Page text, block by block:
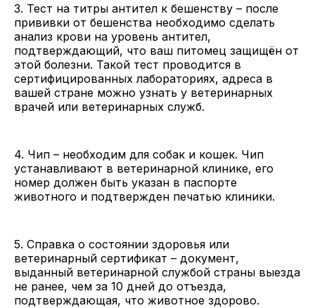
3. Тест на титры антител к бешенству – после
прививки от бешенства необходимо сделать
анализ крови на уровень антител,
подтверждающий, что ваш питомец защищён от
этой болезни. Такой тест проводится в
сертифицированных лабораториях, адреса в
вашей стране можно узнать у ветеринарных
врачей или ветеринарных служб.
4. Чип – необходим для собак и кошек. Чип
устанавливают в ветеринарной клинике, его
номер должен быть указан в паспорте
животного и подтвержден печатью клиники.
5. Справка о состоянии здоровья или
ветеринарный сертификат – документ,
выданный ветеринарной службой страны выезда
не ранее, чем за 10 дней до отъезда,
подтверждающая, что животное здорово.